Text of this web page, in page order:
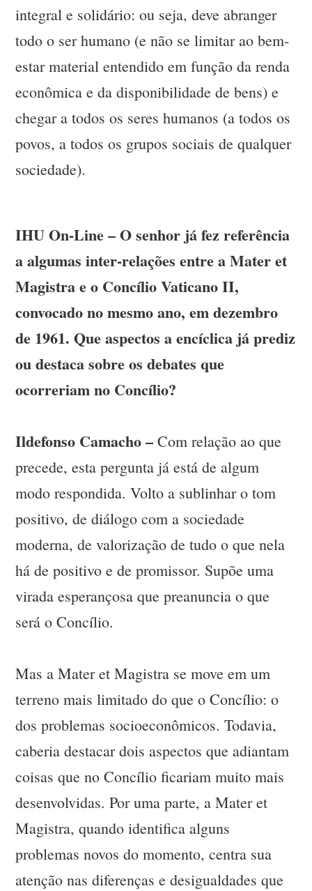
integral e solidário: ou seja, deve abranger
todo o ser humano (e não se limitar ao bem-
estar material entendido em função da renda
econômica e da disponibilidade de bens) e
chegar a todos os seres humanos (a todos os
povos, a todos os grupos sociais de qualquer
sociedade).
IHU On-Line – O senhor já fez referência
a algumas inter-relações entre a Mater et
Magistra e o Concílio Vaticano II,
convocado no mesmo ano, em dezembro
de 1961. Que aspectos a encíclica já prediz
ou destaca sobre os debates que
ocorreriam no Concílio?
Ildefonso Camacho – Com relação ao que
precede, esta pergunta já está de algum
modo respondida. Volto a sublinhar o tom
positivo, de diálogo com a sociedade
moderna, de valorização de tudo o que nela
há de positivo e de promissor. Supõe uma
virada esperançosa que preanuncia o que
será o Concílio.
Mas a Mater et Magistra se move em um
terreno mais limitado do que o Concílio: o
dos problemas socioeconômicos. Todavia,
caberia destacar dois aspectos que adiantam
coisas que no Concílio ficariam muito mais
desenvolvidas. Por uma parte, a Mater et
Magistra, quando identifica alguns
problemas novos do momento, centra sua
atenção nas diferenças e desigualdades que